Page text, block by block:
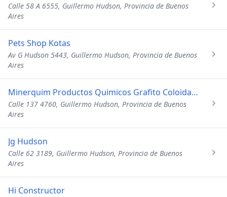
Calle 58 A 6555, Guillermo Hudson, Provincia de Buenos
Aires
Pets Shop Kotas
Av G Hudson 5443, Guillermo Hudson, Provincia de Buenos
Aires
Minerquim Productos Quimicos Grafito Coloidal-Desengrasantes
Calle 137 4760, Guillermo Hudson, Provincia de Buenos
Aires
Jg Hudson
Calle 62 3189, Guillermo Hudson, Provincia de Buenos
Aires
Hi Constructor